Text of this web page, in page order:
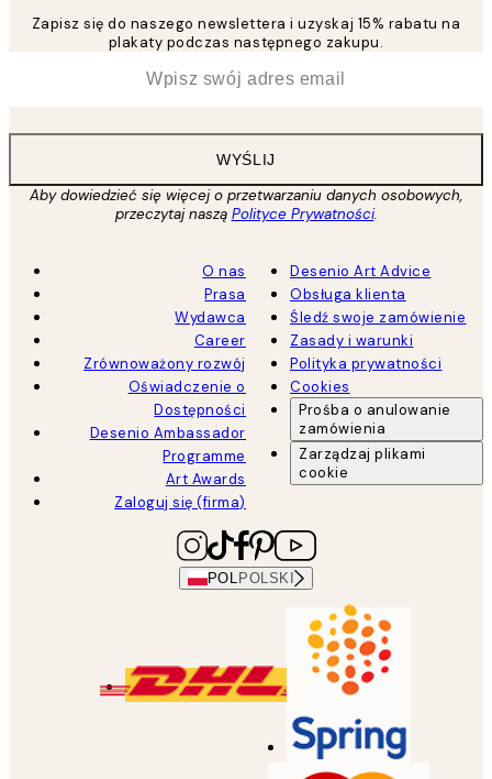
Zapisz się do naszego newslettera i uzyskaj 15% rabatu na
plakaty podczas następnego zakupu.
WYŚLIJ
Aby dowiedzieć się więcej o przetwarzaniu danych osobowych,
przeczytaj naszą Polityce Prywatności.
O nas
Prasa
Wydawca
Career
Zrównoważony rozwój
Oświadczenie o
Dostępności
Desenio Ambassador
Programme
Art Awards
Zaloguj się (firma)
Desenio Art Advice
Obsługa klienta
Śledź swoje zamówienie
Zasady i warunki
Polityka prywatności
Cookies
Prośba o anulowanie
zamówienia
Zarządzaj plikami
cookie
POL POLSKI